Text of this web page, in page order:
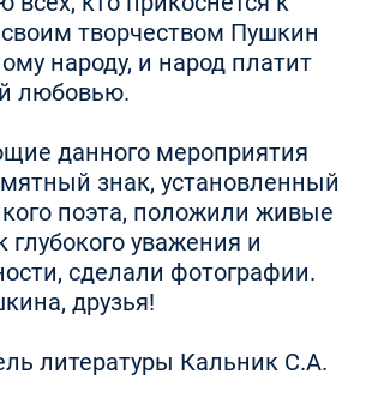
творчеством Пушкин
народу, и народ платит
любовью.
данного мероприятия
знак, установленный
поэта, положили живые
глубокого уважения и
сделали фотографии.
друзья!
литературы Кальник С.А.